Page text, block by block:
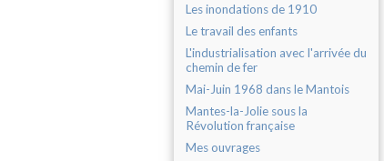
Les inondations de 1910
Le travail des enfants
L'industrialisation avec l'arrivée du
chemin de fer
Mai-Juin 1968 dans le Mantois
Mantes-la-Jolie sous la
Révolution française
Mes ouvrages